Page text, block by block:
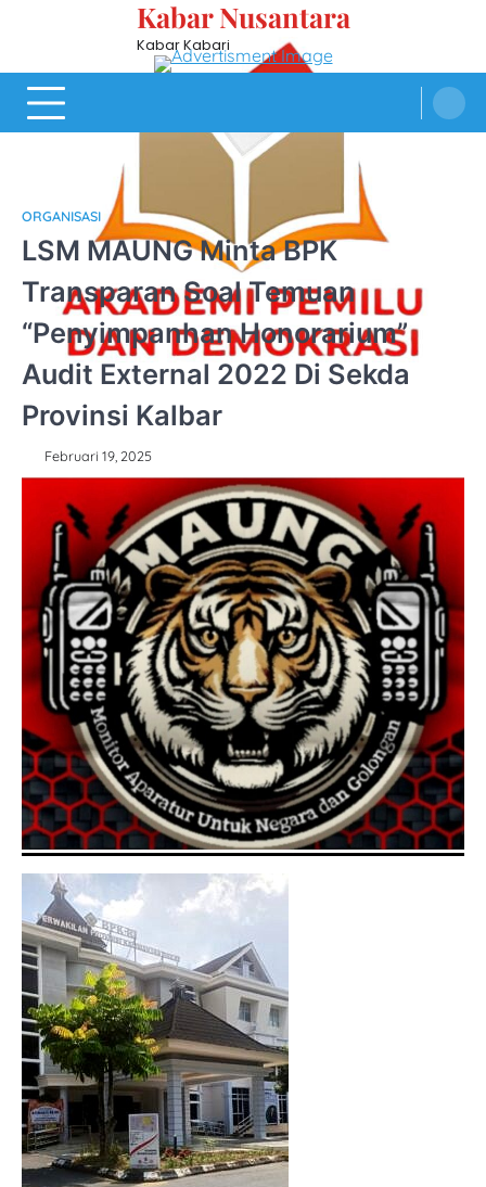
Kabar Nusantara
Kabar Kabari
ORGANISASI
LSM MAUNG Minta BPK
Transparan Soal Temuan
“Penyimpanhan Honorarium”
Audit External 2022 Di Sekda
Provinsi Kalbar
Februari 19, 2025